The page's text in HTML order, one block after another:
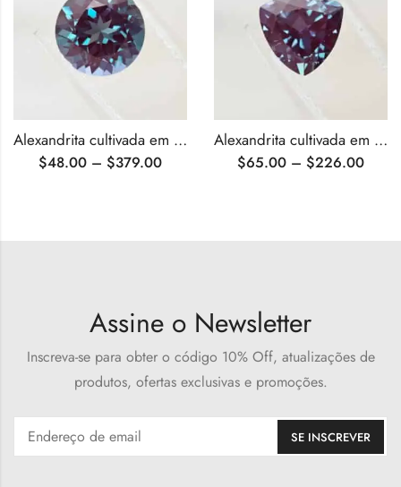
Alexandrita cultivada em laboratório com lapidação brilhante redonda certificada pela AGL
$48.00 – $379.00
Alexandrita cultivada em laboratório com corte de trilhões certificada pela AGL
$65.00 – $226.00
Assine o Newsletter
Inscreva-se para obter o código 10% Off, atualizações de
produtos, ofertas exclusivas e promoções.